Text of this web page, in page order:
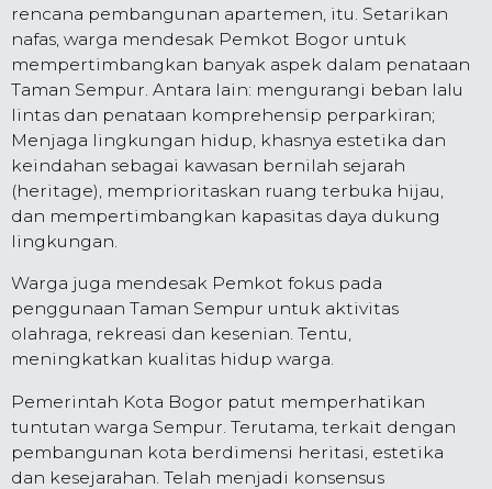
rencana pembangunan apartemen, itu. Setarikan
nafas, warga mendesak Pemkot Bogor untuk
mempertimbangkan banyak aspek dalam penataan
Taman Sempur. Antara lain: mengurangi beban lalu
lintas dan penataan komprehensip perparkiran;
Menjaga lingkungan hidup, khasnya estetika dan
keindahan sebagai kawasan bernilah sejarah
(heritage), memprioritaskan ruang terbuka hijau,
dan mempertimbangkan kapasitas daya dukung
lingkungan.
Warga juga mendesak Pemkot fokus pada
penggunaan Taman Sempur untuk aktivitas
olahraga, rekreasi dan kesenian. Tentu,
meningkatkan kualitas hidup warga.
Pemerintah Kota Bogor patut memperhatikan
tuntutan warga Sempur. Terutama, terkait dengan
pembangunan kota berdimensi heritasi, estetika
dan kesejarahan. Telah menjadi konsensus